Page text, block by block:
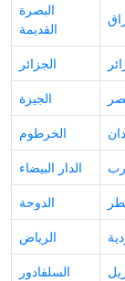
البصرة
القديمة
الجزائر
الجيزة
الخرطوم
الدار البيضاء
الدوحة
الرياض
السلفادور